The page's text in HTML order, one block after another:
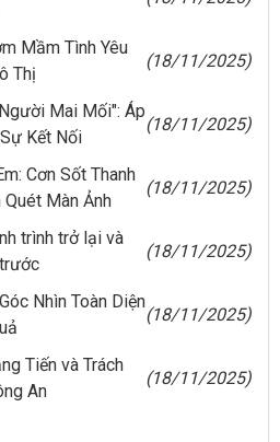
Mầm Tình Yêu
Thị
(18/11/2025)
Mai Mối": Áp
Kết Nối
(18/11/2025)
Cơn Sốt Thanh
Màn Ảnh
(18/11/2025)
trình trở lại và
(18/11/2025)
Nhìn Toàn Diện
(18/11/2025)
Tiến và Trách
An
(18/11/2025)